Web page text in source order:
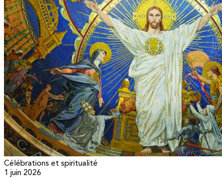
Célébrations et spiritualité
1 juin 2026